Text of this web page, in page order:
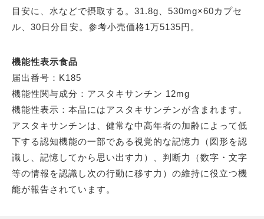
目安に、水などで摂取する。31.8g、530mg×60カプセ
ル、30日分目安。参考小売価格1万5135円。
機能性表示食品
届出番号：K185
機能性関与成分：アスタキサンチン 12mg
機能性表示：本品にはアスタキサンチンが含まれます。
アスタキサンチンは、健常な中高年者の加齢によって低
下する認知機能の一部である視覚的な記憶力（図形を認
識し、記憶してから思い出す力）、判断力（数字・文字
等の情報を認識し次の行動に移す力）の維持に役立つ機
能が報告されています。